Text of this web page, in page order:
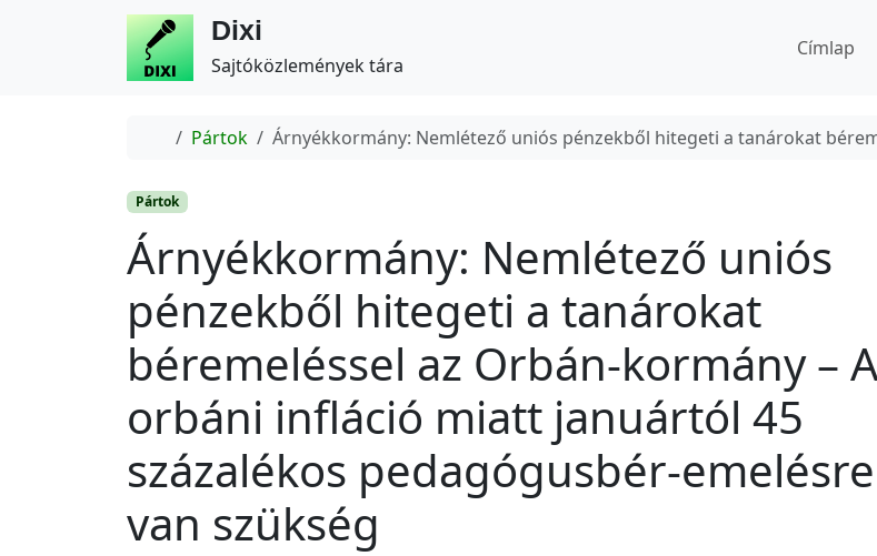
Dixi
Sajtóközlemények tára
Címlap
Home
Pártok Árnyékkormány: Nemlétező uniós pénzekből hitegeti a tanárokat
Pártok
Árnyékkormány: Nemlétező uniós
pénzekből hitegeti a tanárokat
béremeléssel az Orbán-kormány –
orbáni infláció miatt januártól 45
százalékos pedagógusbér-emelésre
van szükség